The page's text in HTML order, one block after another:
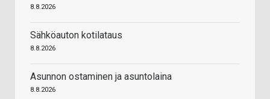
8.8.2026
Sähköauton kotilataus
8.8.2026
Asunnon ostaminen ja asuntolaina
8.8.2026